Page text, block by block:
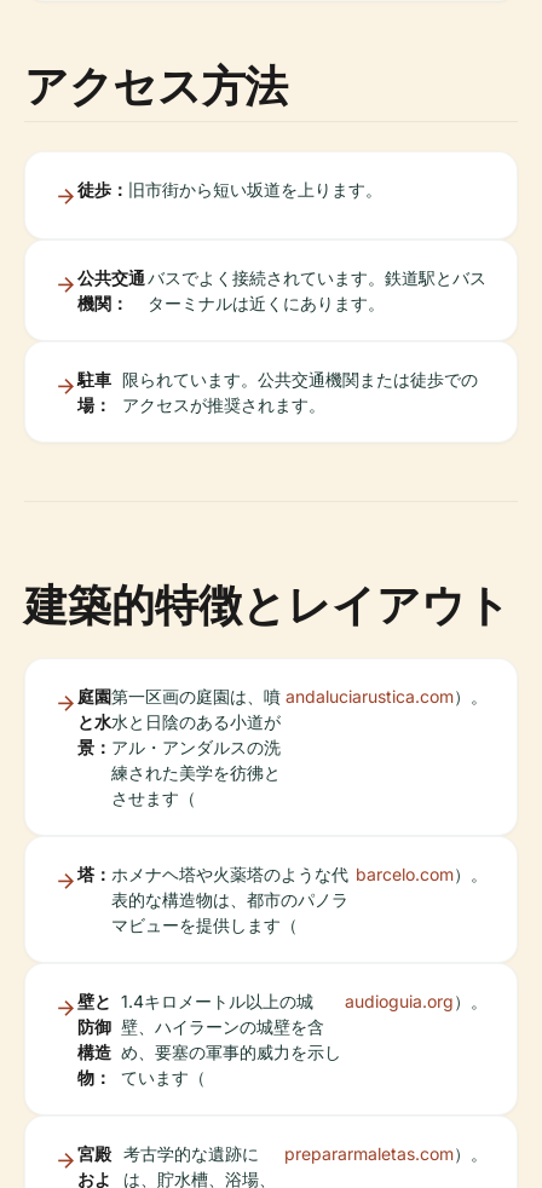
アクセス方法
徒歩： 旧市街から短い坂道を上ります。
公共交通
機関：
バスでよく接続されています。鉄道駅とバス
ターミナルは近くにあります。
駐車
場：
限られています。公共交通機関または徒歩での
アクセスが推奨されます。
建築的特徴とレイアウト
庭園
と水
景：
第一区画の庭園は、噴
水と日陰のある小道が
アル・アンダルスの洗
練された美学を彷彿と
させます（
andaluciarustica.com）。
塔： ホメナヘ塔や火薬塔のような代
表的な構造物は、都市のパノラ
マビューを提供します（
barcelo.com）。
壁と
防御
構造
物：
1.4キロメートル以上の城
壁、ハイラーンの城壁を含
め、要塞の軍事的威力を示し
ています（
audioguia.org）。
宮殿
およ
考古学的な遺跡に
は、貯水槽、浴場、
prepararmaletas.com）。